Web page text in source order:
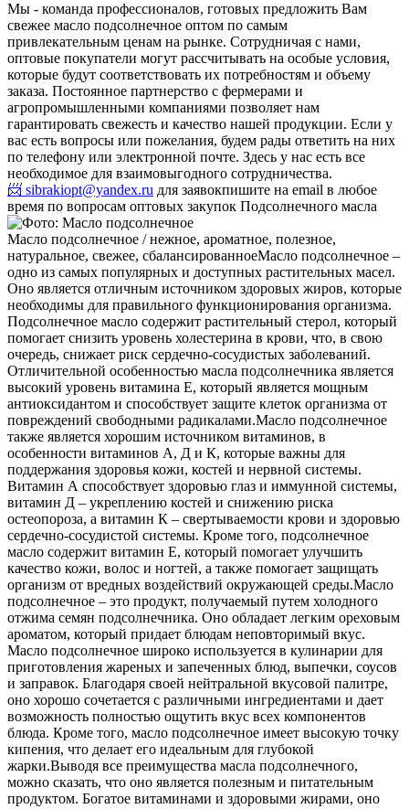
Мы - команда профессионалов, готовых предложить Вам
свежее масло подсолнечное оптом по самым
привлекательным ценам на рынке. Сотрудничая с нами,
оптовые покупатели могут рассчитывать на особые условия,
которые будут соответствовать их потребностям и объему
заказа. Постоянное партнерство с фермерами и
агропромышленными компаниями позволяет нам
гарантировать свежесть и качество нашей продукции. Если у
вас есть вопросы или пожелания, будем рады ответить на них
по телефону или электронной почте. Здесь у нас есть все
необходимое для взаимовыгодного сотрудничества.
📨 sibrakiopt@yandex.ru для заявокпишите на email в любое
время по вопросам оптовых закупок Подсолнечного масла
Масло подсолнечное / нежное, ароматное, полезное,
натуральное, свежее, сбалансированноеМасло подсолнечное –
одно из самых популярных и доступных растительных масел.
Оно является отличным источником здоровых жиров, которые
необходимы для правильного функционирования организма.
Подсолнечное масло содержит растительный стерол, который
помогает снизить уровень холестерина в крови, что, в свою
очередь, снижает риск сердечно-сосудистых заболеваний.
Отличительной особенностью масла подсолнечника является
высокий уровень витамина Е, который является мощным
антиоксидантом и способствует защите клеток организма от
повреждений свободными радикалами.Масло подсолнечное
также является хорошим источником витаминов, в
особенности витаминов А, Д и К, которые важны для
поддержания здоровья кожи, костей и нервной системы.
Витамин А способствует здоровью глаз и иммунной системы,
витамин Д – укреплению костей и снижению риска
остеопороза, а витамин К – свертываемости крови и здоровью
сердечно-сосудистой системы. Кроме того, подсолнечное
масло содержит витамин Е, который помогает улучшить
качество кожи, волос и ногтей, а также помогает защищать
организм от вредных воздействий окружающей среды.Масло
подсолнечное – это продукт, получаемый путем холодного
отжима семян подсолнечника. Оно обладает легким ореховым
ароматом, который придает блюдам неповторимый вкус.
Масло подсолнечное широко используется в кулинарии для
приготовления жареных и запеченных блюд, выпечки, соусов
и заправок. Благодаря своей нейтральной вкусовой палитре,
оно хорошо сочетается с различными ингредиентами и дает
возможность полностью ощутить вкус всех компонентов
блюда. Кроме того, масло подсолнечное имеет высокую точку
кипения, что делает его идеальным для глубокой
жарки.Выводя все преимущества масла подсолнечного,
можно сказать, что оно является полезным и питательным
продуктом. Богатое витаминами и здоровыми жирами, оно